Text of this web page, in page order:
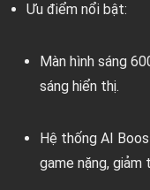
Ưu điểm nổi bật:
Màn hình sáng
sáng hiển thị.
Hệ thống AI
game nặng,